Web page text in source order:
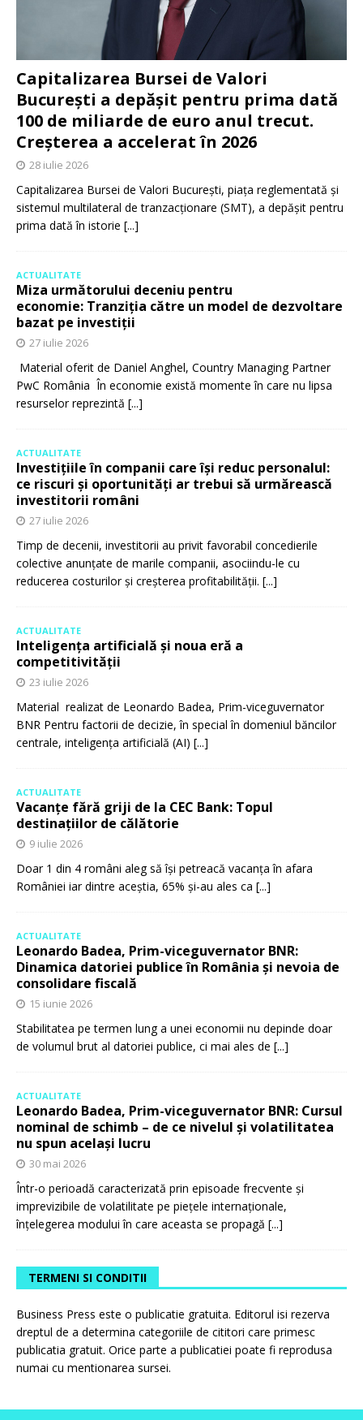
Capitalizarea Bursei de Valori
București a depășit pentru prima dată
100 de miliarde de euro anul trecut.
Creșterea a accelerat în 2026
28 iulie 2026
Capitalizarea Bursei de Valori București, piața reglementată și
sistemul multilateral de tranzacționare (SMT), a depășit pentru
prima dată în istorie [...]
ACTUALITATE
Miza următorului deceniu pentru
economie: Tranziția către un model de dezvoltare
bazat pe investiții
27 iulie 2026
Material oferit de Daniel Anghel, Country Managing Partner
PwC România În economie există momente în care nu lipsa
resurselor reprezintă [...]
ACTUALITATE
Investițiile în companii care își reduc personalul:
ce riscuri și oportunități ar trebui să urmărească
investitorii români
27 iulie 2026
Timp de decenii, investitorii au privit favorabil concedierile
colective anunțate de marile companii, asociindu-le cu
reducerea costurilor și creșterea profitabilității. [...]
ACTUALITATE
Inteligența artificială și noua eră a
competitivității
23 iulie 2026
Material realizat de Leonardo Badea, Prim-viceguvernator
BNR Pentru factorii de decizie, în special în domeniul băncilor
centrale, inteligența artificială (AI) [...]
ACTUALITATE
Vacanțe fără griji de la CEC Bank: Topul
destinațiilor de călătorie
9 iulie 2026
Doar 1 din 4 români aleg să își petreacă vacanța în afara
României iar dintre aceștia, 65% și-au ales ca [...]
ACTUALITATE
Leonardo Badea, Prim-viceguvernator BNR:
Dinamica datoriei publice în România și nevoia de
consolidare fiscală
15 iunie 2026
Stabilitatea pe termen lung a unei economii nu depinde doar
de volumul brut al datoriei publice, ci mai ales de [...]
ACTUALITATE
Leonardo Badea, Prim-viceguvernator BNR: Cursul
nominal de schimb – de ce nivelul și volatilitatea
nu spun același lucru
30 mai 2026
Într-o perioadă caracterizată prin episoade frecvente și
imprevizibile de volatilitate pe piețele internaționale,
înțelegerea modului în care aceasta se propagă [...]
TERMENI SI CONDITII
Business Press este o publicatie gratuita. Editorul isi rezerva
dreptul de a determina categoriile de cititori care primesc
publicatia gratuit. Orice parte a publicatiei poate fi reprodusa
numai cu mentionarea sursei.